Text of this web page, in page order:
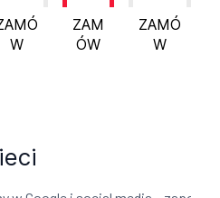
W
ZAM
ÓW
ZAMÓ
W